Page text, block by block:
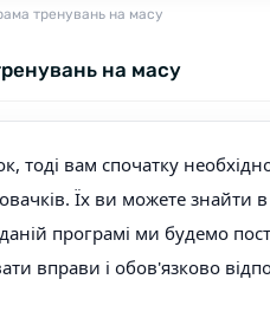
тренувань на масу
на масу
тоді вам спочатку
Їх ви можете знайти в
програмі ми будемо
вправи і обов'язково